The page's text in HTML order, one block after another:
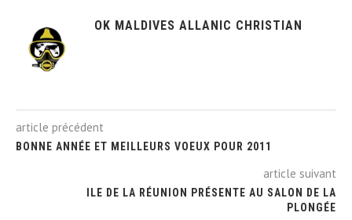
OK MALDIVES ALLANIC CHRISTIAN
article précédent
BONNE ANNÉE ET MEILLEURS VOEUX POUR 2011
article suivant
ILE DE LA RÉUNION PRÉSENTE AU SALON DE LA
PLONGÉE